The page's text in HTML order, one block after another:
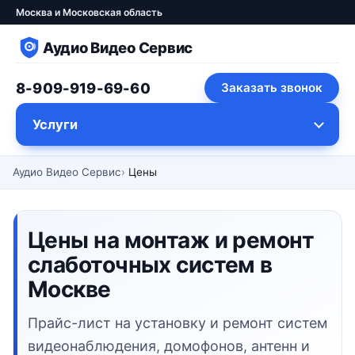
Москва и Московская область
Аудио Видео Сервис
Услуги
8-909-919-69-60 Заказать звонок
Аудио Видео Сервис Цены
Цены на монтаж и ремонт
слаботочных систем в
Москве
Прайс-лист на установку и ремонт систем
видеонаблюдения, домофонов, антенн и